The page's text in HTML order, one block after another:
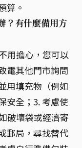
算。
？有什麼備用方
用擔心，您可以
電其他門市詢問
用填充物（例如
安全；3. 考慮使
破壞袋或經濟寄
郵局，尋找替代